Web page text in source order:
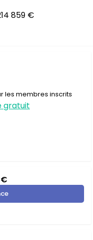
859 €
les membres inscrits
gratuit
€